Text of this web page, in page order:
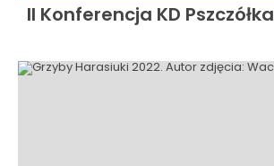
II Konferencja KD Pszczółka